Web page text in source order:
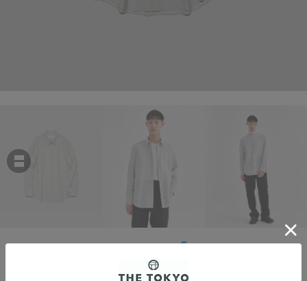
OVERCOAT
Dropped Shoulder Top with Shirt Collar